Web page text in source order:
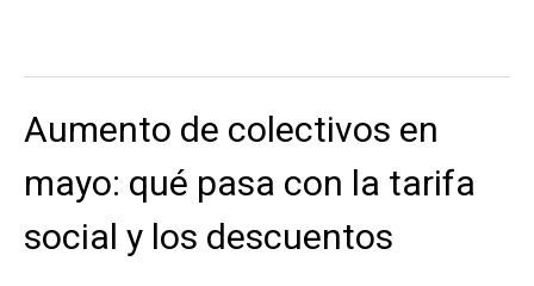
Aumento de colectivos en
mayo: qué pasa con la tarifa
social y los descuentos